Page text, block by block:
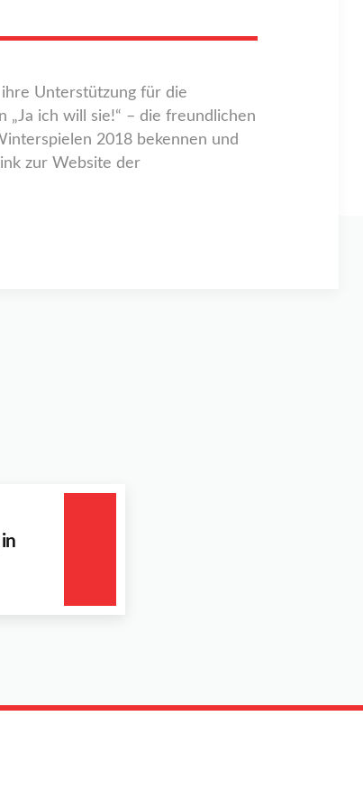
Unterstützung für die
ich will sie!“ – die freundlichen
2018 bekennen und
zur Website der